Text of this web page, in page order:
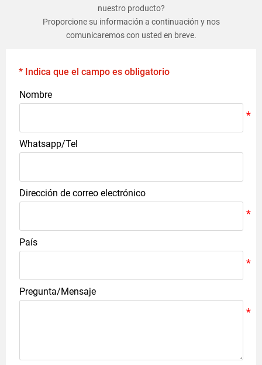
nuestro producto?
Proporcione su información a continuación y nos
comunicaremos con usted en breve.
* Indica que el campo es obligatorio
Nombre
Whatsapp/Tel
Dirección de correo electrónico
País
Pregunta/Mensaje